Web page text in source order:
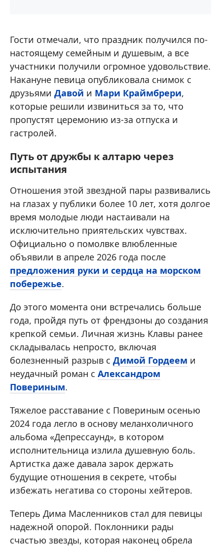
Гости отмечали, что праздник получился по-
настоящему семейным и душевым, а все
участники получили огромное удовольствие.
Накануне певица опубликовала снимок с
друзьями Давой и Мари Краймбрери,
которые решили извиниться за то, что
пропустят церемонию из-за отпуска и
гастролей.
Путь от дружбы к алтарю через
испытания
Отношения этой звездной пары развивались
на глазах у публики более 10 лет, хотя долгое
время молодые люди настаивали на
исключительно приятельских чувствах.
Официально о помолвке влюбленные
объявили в апреле 2026 года после
предложения руки и сердца на морском
побережье.
До этого момента они встречались больше
года, пройдя путь от френдзоны до создания
крепкой семьи. Личная жизнь Клавы ранее
складывалась непросто, включая
болезненный разрыв с Димой Гордеем и
неудачный роман с Александром
Повериным.
Тяжелое расставание с Повериным осенью
2024 года легло в основу меланхоличного
альбома «Депрессаунд», в котором
исполнительница излила душевную боль.
Артистка даже давала зарок держать
будущие отношения в секрете, чтобы
избежать негатива со стороны хейтеров.
Теперь Дима Масленников стал для певицы
надежной опорой. Поклонники рады
счастью звезды, которая наконец обрела